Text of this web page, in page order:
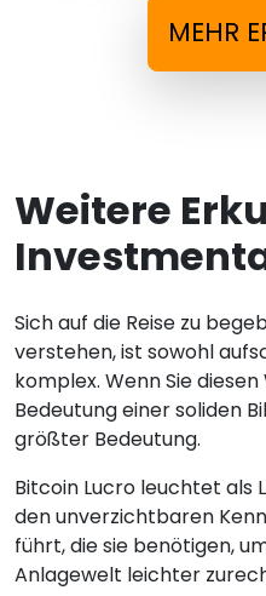
MEHR
Weitere
Sich auf die Reise zu
verstehen, ist sowohl
komplex. Wenn Sie
Bedeutung einer soliden
größter Bedeutung.
Bitcoin Lucro leuchtet als
den unverzichtbaren
führt, die sie benötigen,
Anlagewelt leichter